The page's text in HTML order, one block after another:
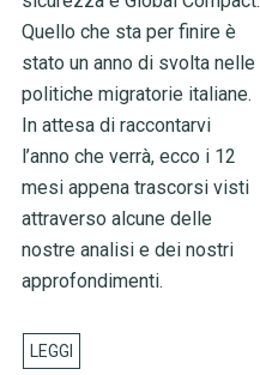
Quello che sta per finire è
stato un anno di svolta nelle
politiche migratorie italiane.
In attesa di raccontarvi
l’anno che verrà, ecco i 12
mesi appena trascorsi visti
attraverso alcune delle
nostre analisi e dei nostri
approfondimenti.